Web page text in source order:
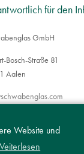
Website und
für den
GmbH
Bosch-Straße 81
Aalen
moc.s
algne
bawhc